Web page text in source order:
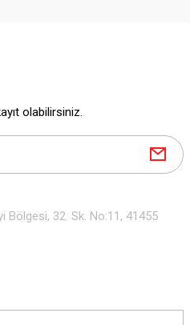
olabilirsiniz.
Bölgesi, 32. Sk. No:11, 41455